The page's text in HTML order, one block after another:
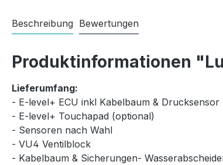
Beschreibung Bewertungen
Produktinformationen
Lieferumfang:
- E-level+ ECU inkl Kabelbaum & Drucksensor
- E-level+ Touchapad (optional)
- Sensoren nach Wahl
- VU4 Ventilblock
- Kabelbaum & Sicherungen-